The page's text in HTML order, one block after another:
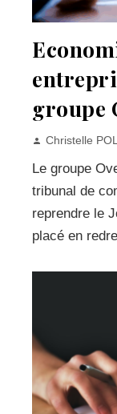
groupe
Christelle
Le groupe
tribunal de
reprendre le
placé en